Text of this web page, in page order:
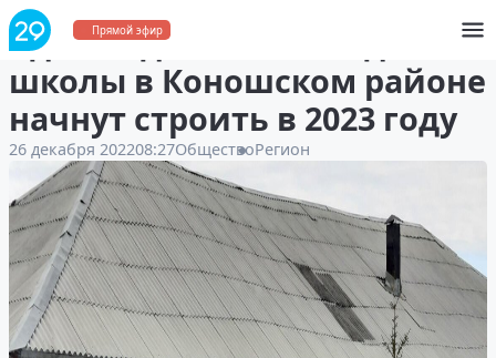
Прямой эфир
Здание для Лесозаводской
школы в Коношском районе
начнут строить в 2023 году
26 декабря 202208:27ОбществоРегион